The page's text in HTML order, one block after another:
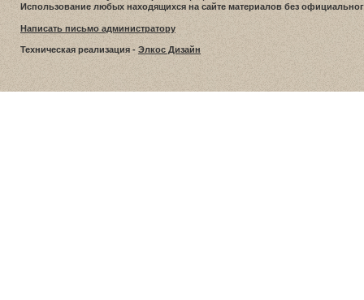
Использование любых находящихся на сайте материалов без
Написать письмо администратору
Техническая реализация - Элкос Дизайн